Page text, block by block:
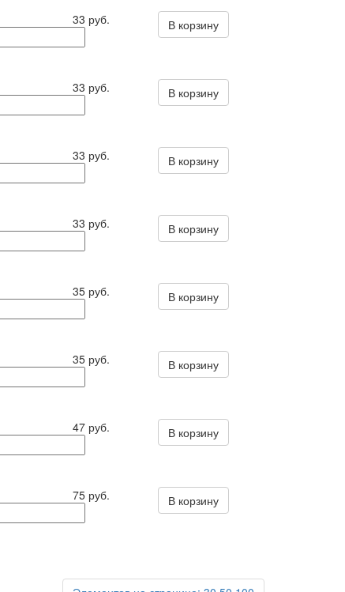
33 руб. В корзину
33 руб. В корзину
33 руб. В корзину
33 руб. В корзину
35 руб. В корзину
35 руб. В корзину
47 руб. В корзину
75 руб. В корзину